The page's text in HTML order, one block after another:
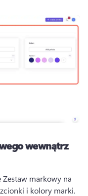
wewnątrz
markowy na
i kolory marki.